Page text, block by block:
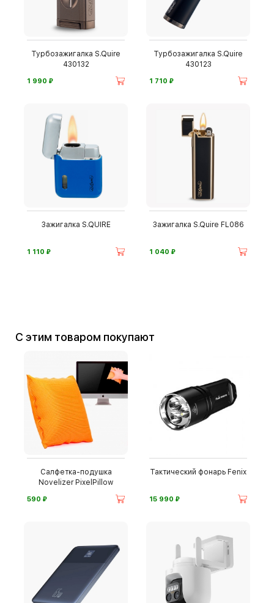
Турбозажигалка S.Quire
430132
1 990 ⃏
Турбозажигалка S.Quire
430123
1 710 ⃏
Зажигалка S.QUIRE
1 110 ⃏
Зажигалка S.Quire FL086
1 040 ⃏
С этим товаром покупают
Салфетка-подушка
Novelizer PixelPillow
590 ⃏
Тактический фонарь Fenix
15 990 ⃏